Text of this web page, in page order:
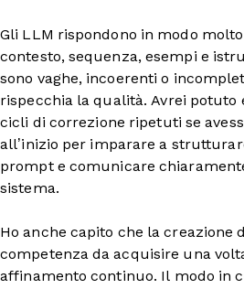
Gli LLM rispondono in modo
contesto, sequenza, esempi e
sono vaghe, incoerenti o
rispecchia la qualità. Avrei potuto
cicli di correzione ripetuti se
all’inizio per imparare a
prompt e comunicare
sistema.
Ho anche capito che la creazione
competenza da acquisire una
affinamento continuo. Il modo in